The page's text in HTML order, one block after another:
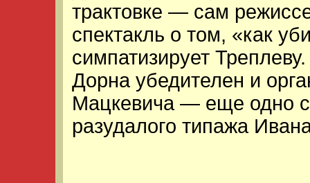
трактовке — сам
спектакль о том, «как
симпатизирует
Дорна убедителен и
Мацкевича — еще одно
разудалого типажа